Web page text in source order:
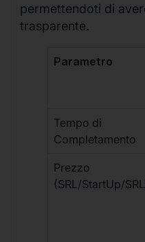
permettendoti di
trasparente.
Parametro
Tempo di
Completamento
Prezzo
(SRL/StartUp/